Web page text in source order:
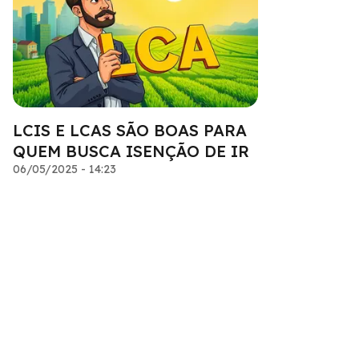
LCIS E LCAS SÃO BOAS PARA
QUEM BUSCA ISENÇÃO DE IR
06/05/2025 - 14:23